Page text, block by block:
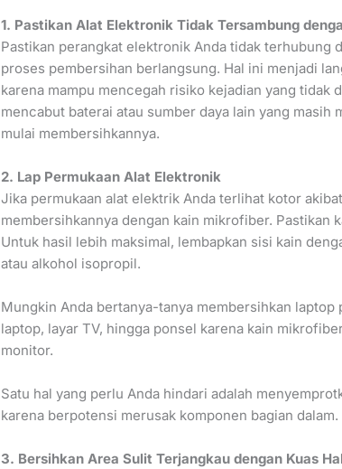
1. Pastikan Alat Elektronik Tidak Tersambung
Pastikan perangkat elektronik Anda tidak terhubung
proses pembersihan berlangsung. Hal ini menjadi
karena mampu mencegah risiko kejadian yang tidak
mencabut baterai atau sumber daya lain yang masih
mulai membersihkannya.
2. Lap Permukaan Alat Elektronik
Jika permukaan alat elektrik Anda terlihat kotor
membersihkannya dengan kain mikrofiber. Pastikan
Untuk hasil lebih maksimal, lembapkan sisi kain
atau alkohol isopropil.
Mungkin Anda bertanya-tanya membersihkan laptop
laptop, layar TV, hingga ponsel karena kain
monitor.
Satu hal yang perlu Anda hindari adalah
karena berpotensi merusak komponen bagian dalam.
3. Bersihkan Area Sulit Terjangkau dengan Kuas